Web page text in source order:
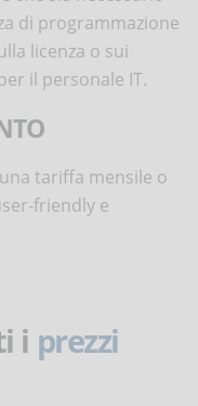
di programmazione
licenza o sui
il personale IT.
tariffa mensile o
friendly e
i prezzi